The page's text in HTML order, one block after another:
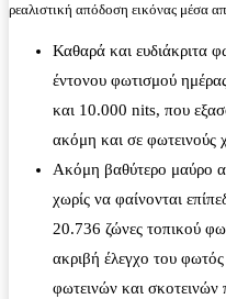
ρεαλιστική απόδοση εικόνας μέσα
Καθαρά και ευδιάκριτα
έντονου φωτισμού
και 10.000 nits, που
ακόμη και σε φωτεινούς
Ακόμη βαθύτερο μαύρο
χωρίς να φαίνονται
20.736 ζώνες τοπικού
ακριβή έλεγχο του
φωτεινών και